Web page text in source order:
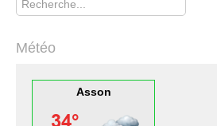
Météo
Asson